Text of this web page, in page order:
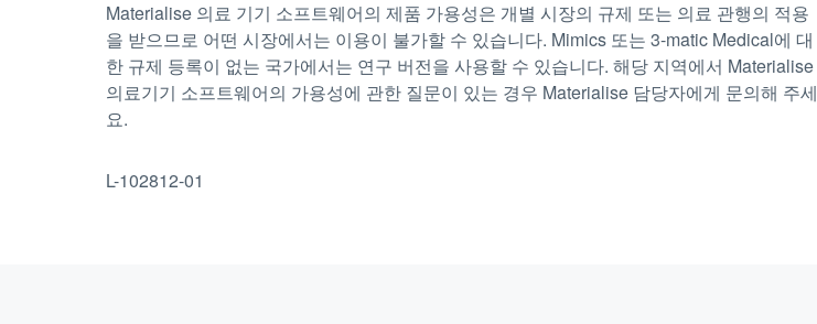
Materialise 의료 기기 소프트웨어의 제품 가용성은 개별 시장의 규제 또는 의료 관행의 적용
을 받으므로 어떤 시장에서는 이용이 불가할 수 있습니다. Mimics 또는 3-matic Medical에 대
한 규제 등록이 없는 국가에서는 연구 버전을 사용할 수 있습니다. 해당 지역에서 Materialise
의료기기 소프트웨어의 가용성에 관한 질문이 있는 경우 Materialise 담당자에게 문의해 주세
요.
L-102812-01